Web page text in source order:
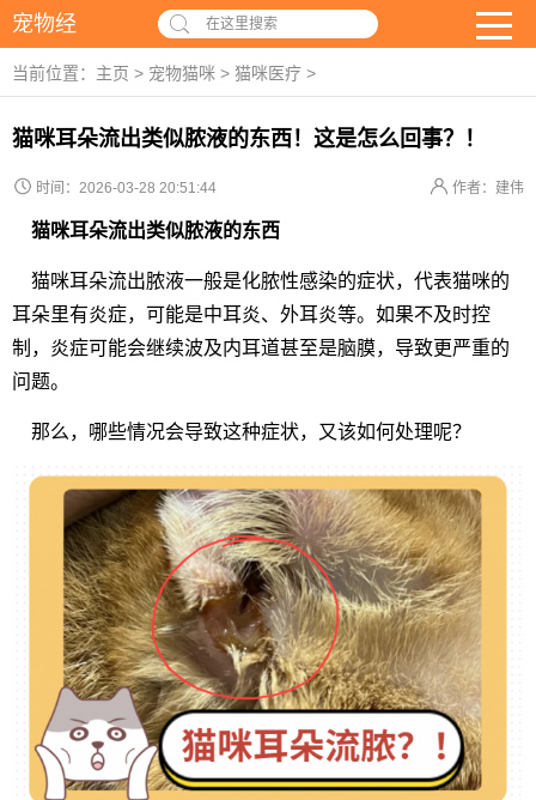
宠物经 在这里搜索
当前位置： 主页 > 宠物猫咪 > 猫咪医疗 >
猫咪耳朵流出类似脓液的东西！这是怎么回事？！
时间：2026-03-28 20:51:44 作者：建伟
猫咪耳朵流出类似脓液的东西
猫咪耳朵流出脓液一般是化脓性感染的症状，代表猫咪的
耳朵里有炎症，可能是中耳炎、外耳炎等。如果不及时控
制，炎症可能会继续波及内耳道甚至是脑膜，导致更严重的
问题。
那么，哪些情况会导致这种症状，又该如何处理呢？